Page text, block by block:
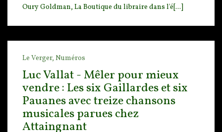
Oury Goldman, La Boutique du libraire dans l'é[...]
Le Verger, Numéros
Luc Vallat - Mêler pour mieux
vendre : Les six Gaillardes et six
Pauanes avec treize chansons
musicales parues chez
Attaingnant